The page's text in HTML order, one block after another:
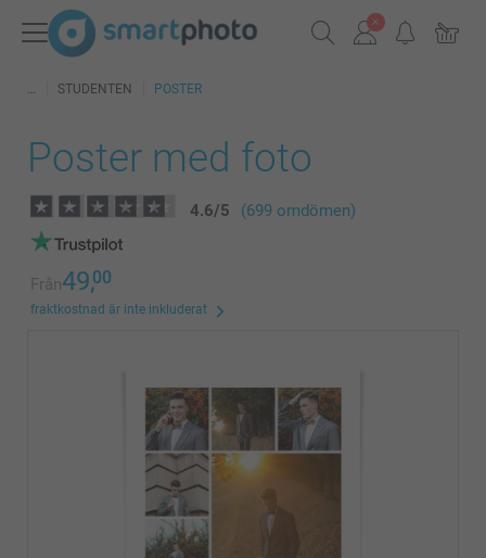
STUDENTEN POSTER
Poster med foto
4.6/5 (699 omdömen)
Från49,00
fraktkostnad är inte inkluderat